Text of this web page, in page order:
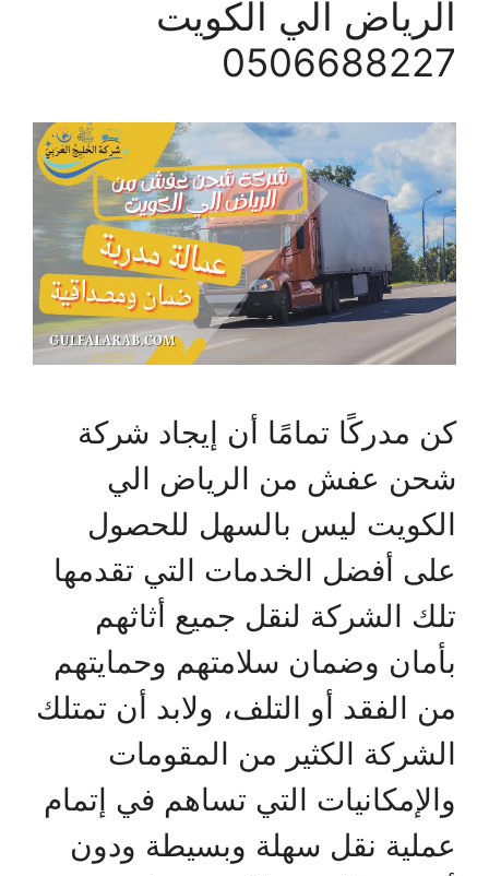
الرياض الي الكويت
0506688227
كن مدركًا تمامًا أن إيجاد شركة
شحن عفش من الرياض الي
الكويت ليس بالسهل للحصول
على أفضل الخدمات التي تقدمها
تلك الشركة لنقل جميع أثاثهم
بأمان وضمان سلامتهم وحمايتهم
من الفقد أو التلف، ولابد أن تمتلك
الشركة الكثير من المقومات
والإمكانيات التي تساهم في إتمام
عملية نقل سهلة وبسيطة ودون